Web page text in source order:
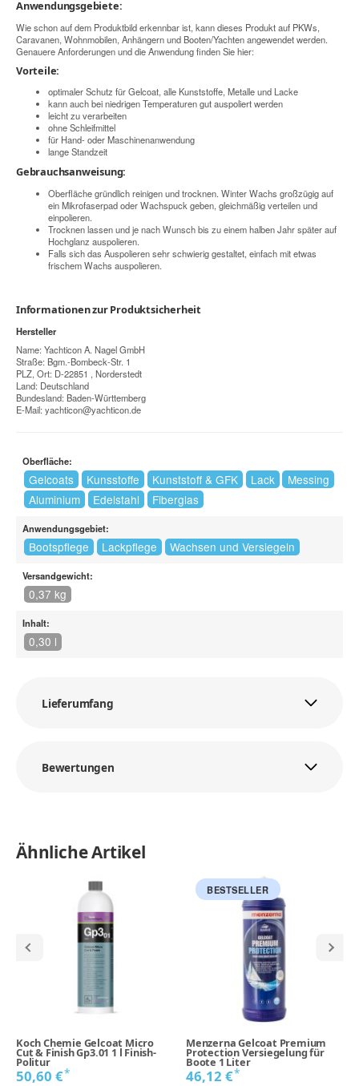
Anwendungsgebiete:
Wie schon auf dem Produktbild erkennbar ist, kann dieses Produkt auf PKWs,
Caravanen, Wohnmobilen, Anhängern und Booten/Yachten angewendet werden.
Genauere Anforderungen und die Anwendung finden Sie hier:
Vorteile:
optimaler Schutz für Gelcoat, alle Kunststoffe, Metalle und Lacke
kann auch bei niedrigen Temperaturen gut auspoliert werden
leicht zu verarbeiten
ohne Schleifmittel
für Hand- oder Maschinenanwendung
lange Standzeit
Gebrauchsanweisung:
Oberfläche gründlich reinigen und trocknen. Winter Wachs großzügig auf
ein Mikrofaserpad oder Wachspuck geben, gleichmäßig verteilen und
einpolieren.
Trocknen lassen und je nach Wunsch bis zu einem halben Jahr später auf
Hochglanz auspolieren.
Falls sich das Auspolieren sehr schwierig gestaltet, einfach mit etwas
frischem Wachs auspolieren.
Informationen zur Produktsicherheit
Hersteller
Name: Yachticon A. Nagel GmbH
Straße: Bgm.-Bombeck-Str. 1
PLZ, Ort: D-22851 , Norderstedt
Land: Deutschland
Bundesland: Baden-Württemberg
E-Mail: yachticon@yachticon.de
Oberfläche:
Gelcoats Kunsstoffe Kunststoff & GFK Lack
Messing
Aluminium
Edelstahl Fiberglas
Anwendungsgebiet:
Bootspflege Lackpflege Wachsen und Versiegeln
Versandgewicht:
0,37 kg
Inhalt:
0,30 l
Lieferumfang
Bewertungen
Ähnliche Artikel
Koch Chemie Gelcoat Micro
Cut & Finish Gp3.01 1 l Finish-
Politur
50,60 €*
BESTSELLER
Menzerna Gelcoat Premium
Protection Versiegelung für
Boote 1 Liter
46,12 €*